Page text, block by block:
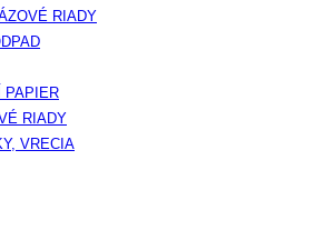
RIADY
PAPIER
RIADY
VRECIA